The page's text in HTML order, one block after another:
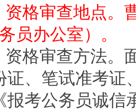
资格审查地点。
员办公室）。
资格审查方法
证、笔试准考证
报考公务员诚信